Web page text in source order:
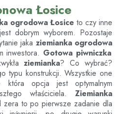
Łosice
ogrodowa Łosice to czy inne
dobrym wyborem. Pozostaje
jaka ziemianka ogrodowa
inwestora. Gotowa piwniczka
ziemianka? Co wybrać?
typu konstrukcji. Wszystkie one
opcja jest optymalnym
właściciela. Ziemianka
zera to po pierwsze zadanie dla